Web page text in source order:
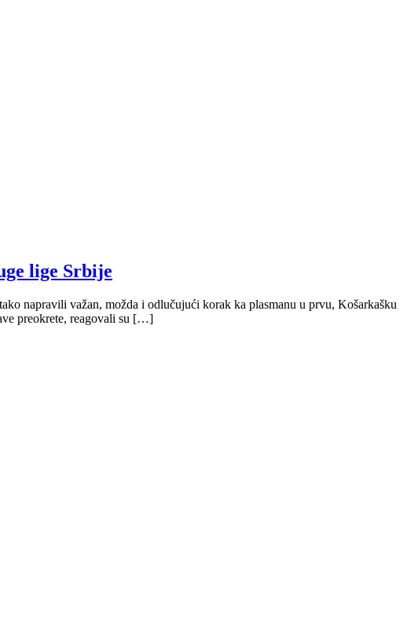
lige Srbije
napravili važan, možda i odlučujući korak ka plasmanu u prvu, Košarkašku
preokrete, reagovali su […]